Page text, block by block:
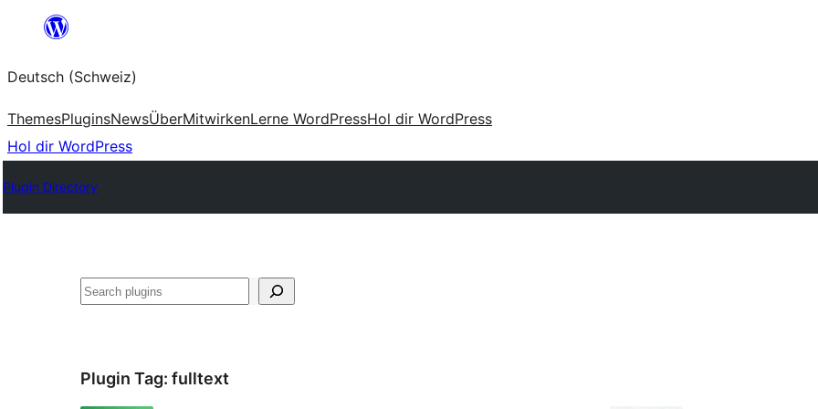
springen
Deutsch (Schweiz)
ThemesPluginsNewsÜberMitwirkenLerne WordPressHol dir WordPress
Hol dir WordPress
Plugin Directory
Suchen
Plugin Tag: fulltext